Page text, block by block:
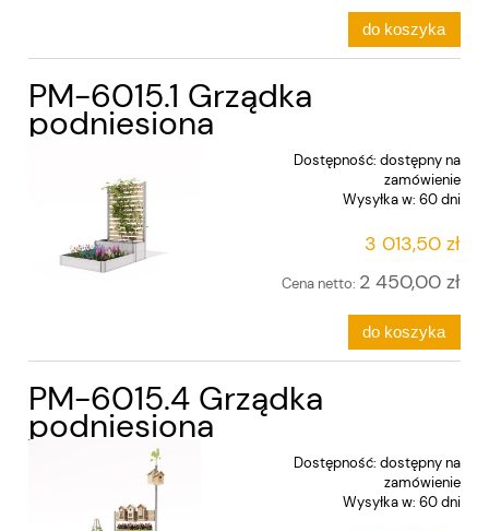
do koszyka
PM-6015.1 Grządka
podniesiona
Dostępność: dostępny na
zamówienie
Wysyłka w: 60 dni
3 013,50 zł
Cena netto: 2 450,00 zł
do koszyka
PM-6015.4 Grządka
podniesiona
Dostępność: dostępny na
zamówienie
Wysyłka w: 60 dni